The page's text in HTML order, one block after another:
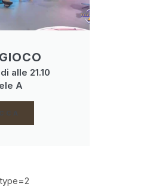
alle 21.10
A